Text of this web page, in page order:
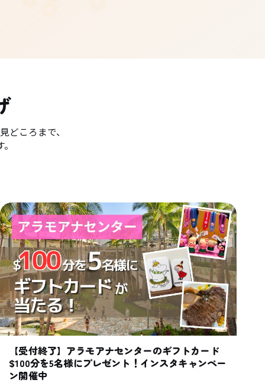
どころまで、
【受付終了】アラモアナセンターのギフトカード
$100分を5名様にプレゼント！インスタキャンペー
ン開催中